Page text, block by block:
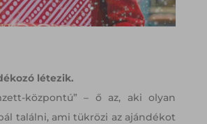
létezik.
központú” – ő az, aki olyan
találni, ami tükrözi az ajándékot